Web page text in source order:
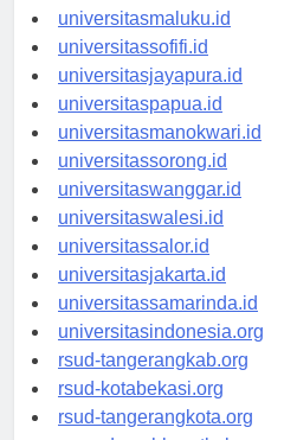
universitasambon.id
universitasmaluku.id
universitassofifi.id
universitasjayapura.id
universitaspapua.id
universitasmanokwari.id
universitassorong.id
universitaswanggar.id
universitaswalesi.id
universitassalor.id
universitasjakarta.id
universitassamarinda.id
universitasindonesia.org
rsud-tangerangkab.org
rsud-kotabekasi.org